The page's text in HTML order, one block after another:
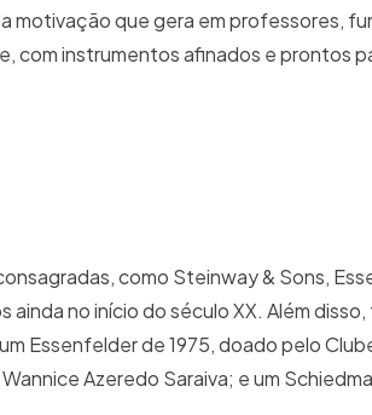
motivação que gera em professores,
com instrumentos afinados e prontos
como Steinway & Sons,
no início do século XX. Além
Essenfelder de 1975, doado pelo
Azeredo Saraiva; e um